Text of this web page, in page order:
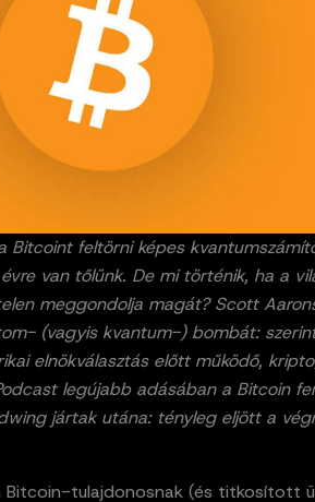
Bitcoint feltörni képes
van tőlünk. De mi történik, ha a
meggondolja magát? Scott
(vagyis kvantum-) bombát:
elnökválasztás előtt működő,
legújabb adásában a Bitcoin
jártak utána: tényleg eljött a
Bitcoin-tulajdonosnak (és titkosított